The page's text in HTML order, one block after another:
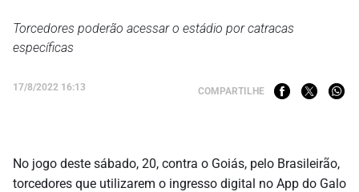
Torcedores poderão acessar o estádio por catracas
específicas
17/8/2022 16:13 COMPARTILHE
No jogo deste sábado, 20, contra o Goiás, pelo Brasileirão,
torcedores que utilizarem o ingresso digital no App do Galo